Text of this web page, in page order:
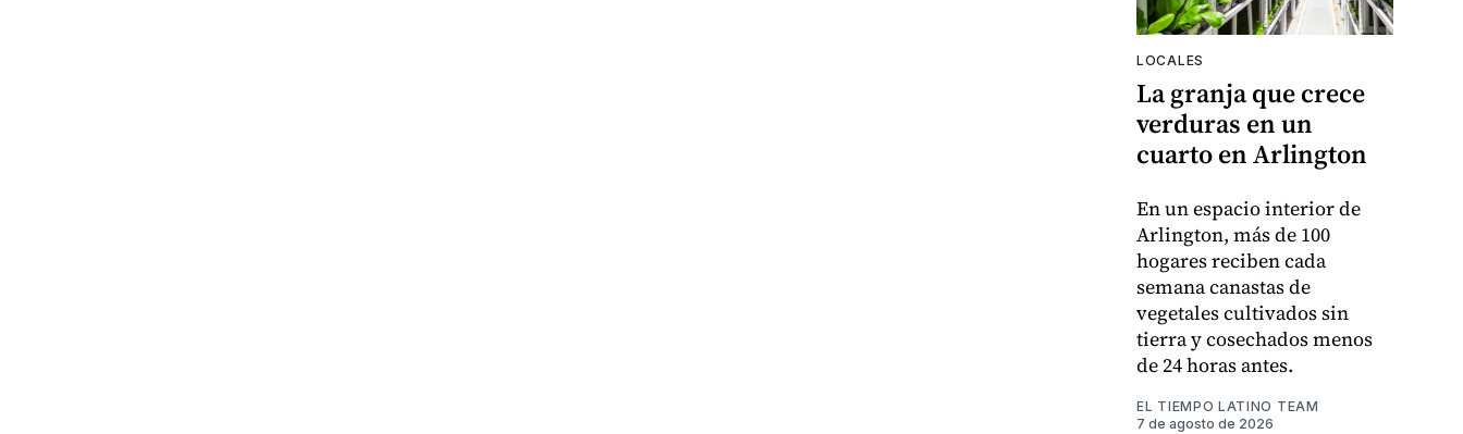
LOCALES
La granja que crece
verduras en un
cuarto en Arlington
En un espacio interior de
Arlington, más de 100
hogares reciben cada
semana canastas de
vegetales cultivados sin
tierra y cosechados menos
de 24 horas antes.
EL TIEMPO LATINO TEAM
7 de agosto de 2026